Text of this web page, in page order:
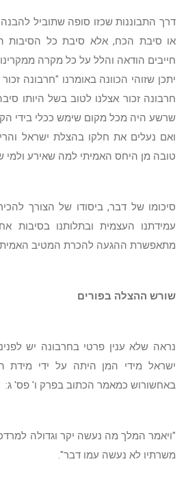
דרך התבוננות שכזו סופה שתוביל
או סיבת הכח, אלא סיבת כל הסיבות
חייבים הודאה והלל על כל מקרה
יתכן שזוהי הכוונה באומרנו "חרבונה
חרבונה זכור אצלנו לטוב בשל היותו
שרשע היה מכל מקום שימש ככלי בידי
ואם נעלים את חלקו בהצלת ישראל
טובה מן היחס האמיתי למה שאירע ולמי
סיכומו של דבר, ביסודו של הצורך
עמידתנו העצמית ובתלותנו בסיבות
מתאפשרת ההגעה להכרת המטיב
שורש ההצלה בפורים
נראה שלא ענין פרטי בחרבונה יש
ישראל מידי המן היתה על ידי
באחשורוש כמאמר הכתוב בפרק ו' פס' ג:
"ויאמר המלך מה נעשה יקר וגדולה
משרתיו לא נעשה עמו דבר".